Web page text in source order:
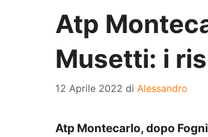
Atp
Musetti: i
12 Aprile 2022 di Alessandro
Atp Montecarlo, dopo